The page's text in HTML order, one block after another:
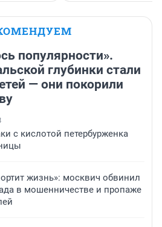
популярности».
глубинки стали
— они покорили
с кислотой петербурженка
жизнь»: москвич обвинил
в мошенничестве и пропаже